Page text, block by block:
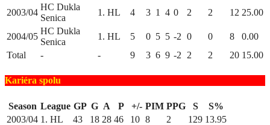
2003/04
HC Dukla
Senica
1. HL 4 3 1 4 0 2 2 12 25.00
2004/05
HC Dukla
Senica
1. HL 5 0 5 5 -2 0 0 8
0.00
Total
- - 9 3 6 9 -2 2 2 20 15.00
Kariéra spolu
Season League GP G A P +/- PIM PPG S
S%
2003/04 1. HL 43 18 28 46 10 8 2 129 13.95